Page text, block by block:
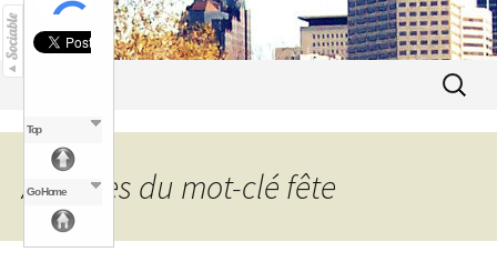
pour :
Archives du mot-clé fête
Top
Go Home